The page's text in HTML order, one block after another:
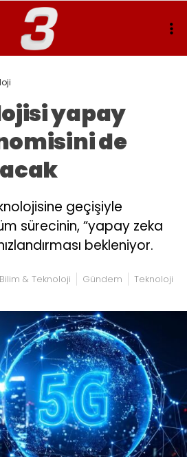
yapay
de
geçişiyle
sürecinin, “yapay zeka
bekleniyor.
Bilim & Teknoloji Gündem Teknoloji